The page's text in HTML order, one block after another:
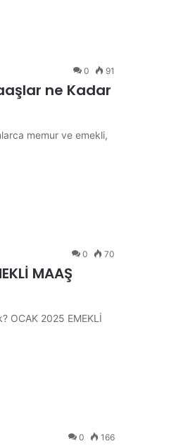
0 91
ne Kadar
memur ve emekli,
0 70
MAAŞ
OCAK 2025 EMEKLİ
0 166